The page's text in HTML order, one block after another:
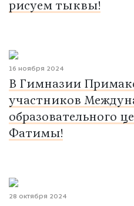
рисуем тыквы!
16 ноября 2024
В Гимназии
участников
образовательного
Фатимы!
28 октября 2024